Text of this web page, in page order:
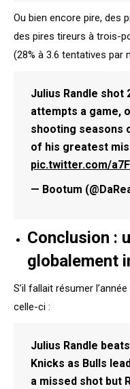
Ou bien encore pire, des
des pires tireurs à trois-
(28% à 3.6 tentatives par
Julius Randle shot
attempts a game,
shooting seasons
of his greatest
pic.twitter.com/
— Bootum
Conclusion :
globalement
S’il fallait résumer
celle-ci :
Julius Randle
Knicks as Bulls
a missed shot but